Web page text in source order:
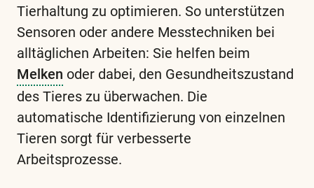
Tierhaltung zu optimieren. So unterstützen
Sensoren oder andere Messtechniken bei
alltäglichen Arbeiten: Sie helfen beim
Melken oder dabei, den Gesundheitszustand
des Tieres zu überwachen. Die
automatische Identifizierung von einzelnen
Tieren sorgt für verbesserte
Arbeitsprozesse.